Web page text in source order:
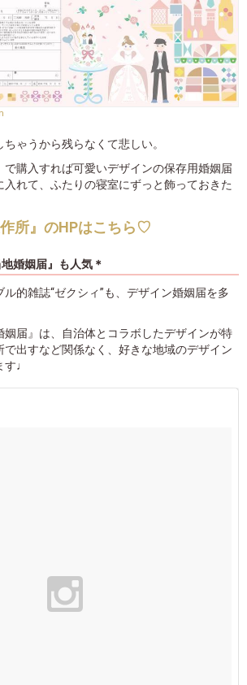
ゃうから残らなくて悲しい。
で購入すれば可愛いデザインの保存用婚姻届
れて、ふたりの寝室にずっと飾っておきた
所』のHPはこちら♡
婚姻届』も人気＊
的雑誌“ゼクシィ”も、デザイン婚姻届を多
姻届』は、自治体とコラボしたデザインが特
出すなど関係なく、好きな地域のデザイン
す♩